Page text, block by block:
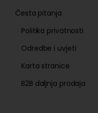
Metoda brzog
Ove papučice
što osigurava iznimnu
Česta pitanja
Politika privatnosti
Odredbe i uvjeti
Karta stranice
B2B daljnja prodaja